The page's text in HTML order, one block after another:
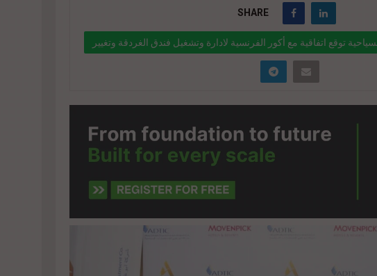
SHARE
توقع اتفاقية مع أكور الفرنسية لادارة وتشغيل فندق الغردقة وتغيير
8%aa-
%d8%aa%d9%88%d9%82%d8%b9-%d8%a7%d8%aa%d9%81/"